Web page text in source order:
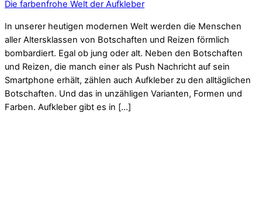
Die farbenfrohe Welt der Aufkleber
In unserer heutigen modernen Welt werden die Menschen
aller Altersklassen von Botschaften und Reizen förmlich
bombardiert. Egal ob jung oder alt. Neben den Botschaften
und Reizen, die manch einer als Push Nachricht auf sein
Smartphone erhält, zählen auch Aufkleber zu den alltäglichen
Botschaften. Und das in unzähligen Varianten, Formen und
Farben. Aufkleber gibt es in […]